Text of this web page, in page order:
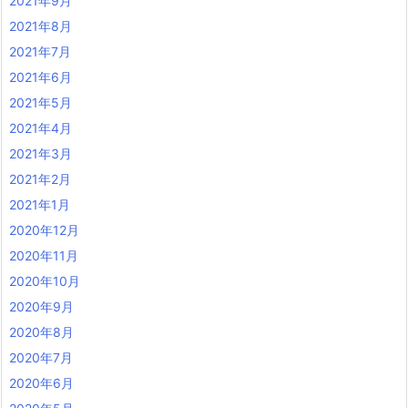
2021年8月
2021年7月
2021年6月
2021年5月
2021年4月
2021年3月
2021年2月
2021年1月
2020年12月
2020年11月
2020年10月
2020年9月
2020年8月
2020年7月
2020年6月